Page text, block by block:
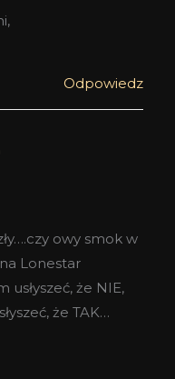
Odpowiedz
owy smok w
Lonestar
usłyszeć, że NIE,
że TAK…